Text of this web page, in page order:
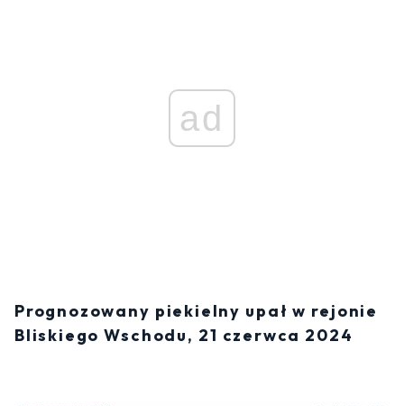
ad
Prognozowany piekielny upał w rejonie
Bliskiego Wschodu, 21 czerwca 2024